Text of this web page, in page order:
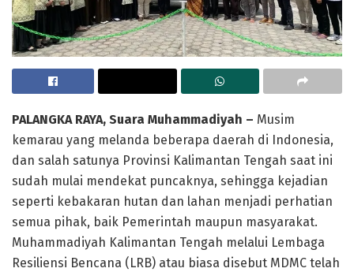
PALANGKA RAYA, Suara Muhammadiyah – Musim
kemarau yang melanda beberapa daerah di Indonesia,
dan salah satunya Provinsi Kalimantan Tengah saat ini
sudah mulai mendekat puncaknya, sehingga kejadian
seperti kebakaran hutan dan lahan menjadi perhatian
semua pihak, baik Pemerintah maupun masyarakat.
Muhammadiyah Kalimantan Tengah melalui Lembaga
Resiliensi Bencana (LRB) atau biasa disebut MDMC telah